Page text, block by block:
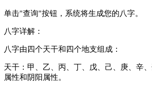
单击"查询"按钮，系统将生成您的八字。
八字详解：
八字由四个天干和四个地支组成：
天干：甲、乙、丙、丁、戊、己、庚、辛
属性和阴阳属性。